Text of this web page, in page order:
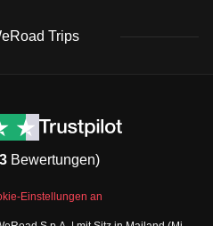
Trips
& Support
Kontaktiere uns
FAQs
Bewertungen)
Einstellungen an